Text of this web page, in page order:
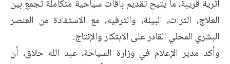
أثرية قريبة، ما يتيح تقديم باقات سياحية متكاملة تجمع بين
العلاج، التراث، البيئة، والترفيه، مع الاستفادة من العنصر
البشري المحلي القادر على الابتكار والإنتاج.
وأكد مدير الإعلام في وزارة السياحة، عبد الله حلاق، أن